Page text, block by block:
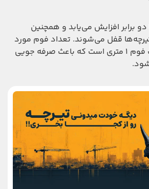
برابر افزایش می‌یابد و همچنین
قفل می‌شوند. تعداد فوم مورد
نیاز تقریبا نصف حالت فوم ۱ متری است که باعث صرفه جویی